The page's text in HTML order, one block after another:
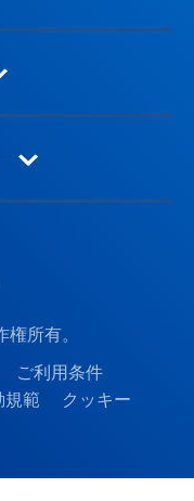
ティクス
ティクス
ィ
ス
所有。
ご利用条件
範 クッキー